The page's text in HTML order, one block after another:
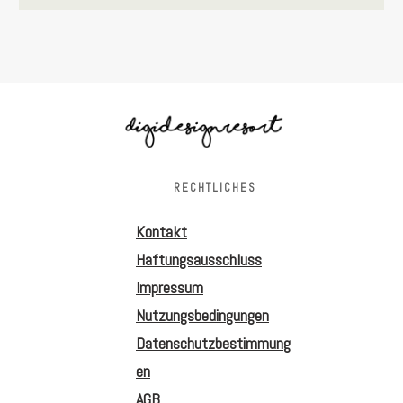
RECHTLICHES
Kontakt
Haftungsausschluss
Impressum
Nutzungsbedingungen
Datenschutzbestimmung
en
AGB